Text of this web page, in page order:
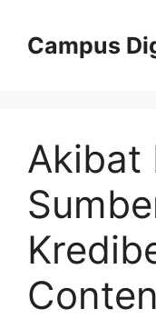
Campus
Akibat